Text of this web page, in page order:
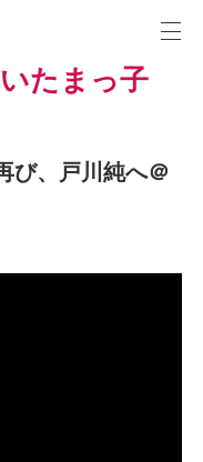
たまっ子
び、戸川純へ＠